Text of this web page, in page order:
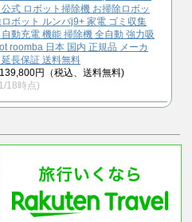
式 ロボット掃除機 お掃除ロボッ
ロボット ルンバj9+ 家電 ゴミ収集
動充電 機能 掃除機 全自動 強力吸
roomba 日本 国内 正規品 メーカ
延長保証 送料無料
円（税込、送料無料)
18時点)